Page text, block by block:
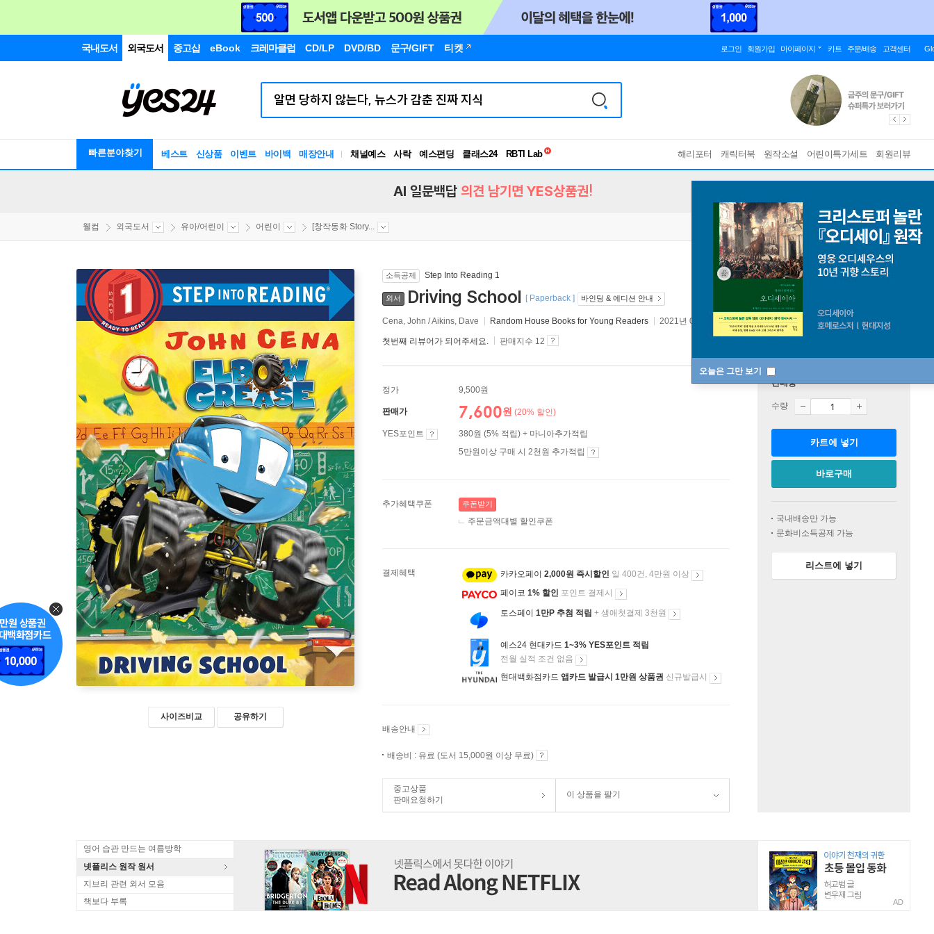
국내도서 외국도서 중고샵 eBook 크레마클럽 CD/LP DVD/BD 문구/GIFT 티켓 로그인 회원가입 마이페이지 카트 주문/배송 고객센터
빠른분야찾기 베스트 신상품 이벤트 바이백 매장안내 채널예스 사락 예스펀딩 클래스24
RBTI Lab
독서유형검사
해리포터 캐릭터북 원작소설 어린이특가세트 회원리뷰
오늘은 그만 보기
AI 일문백답 의견 남기면 YES상품권!
웰컴 외국도서 유아/어린이 어린이 [창작동화 Story...
사이즈비교 공유하기
소득공제 Step Into Reading 1
외서 Driving School [ Paperback ] 바인딩 & 에디션 안내
Cena, John / Aikins, Dave Random House Books for Young Readers 2021년 06월 29일
첫번째 리뷰어가 되어주세요. 판매지수 12
정가 9,500원
판매가 7,600원 (20% 할인)
YES포인트
380원 (5% 적립) + 마니아추가적립
5만원이상 구매 시 2천원 추가적립
추가혜택쿠폰 쿠폰받기
주문금액대별 할인쿠폰
결제혜택 카카오페이 2,000원 즉시할인 일 400건, 4만원 이상
페이코 1% 할인 포인트 결제시
토스페이 1만P 추첨 적립 + 생애첫결제 3천원
예스24 현대카드 1~3% YES포인트 적립
전월 실적 조건 없음
현대백화점카드 앱카드 발급시 1만원 상품권 신규발급시
배송안내
배송비 : 유료 (도서 15,000원 이상 무료)
중고상품
판매요청하기
이 상품을 팔기
판매중
수량
카트에 넣기
바로구매
국내배송만 가능
문화비소득공제 가능
리스트에 넣기
영어 습관 만드는 여름방학
넷플리스 원작 원서
지브리 관련 외서 모음
책보다 부록
AD